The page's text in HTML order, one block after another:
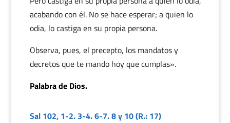
acabando con él. No se hace esperar; a quien lo
odia, lo castiga en su propia persona.
Observa, pues, el precepto, los mandatos y
decretos que te mando hoy que cumplas».
Palabra de Dios.
Sal 102, 1-2. 3-4. 6-7. 8 y 10 (R.: 17)